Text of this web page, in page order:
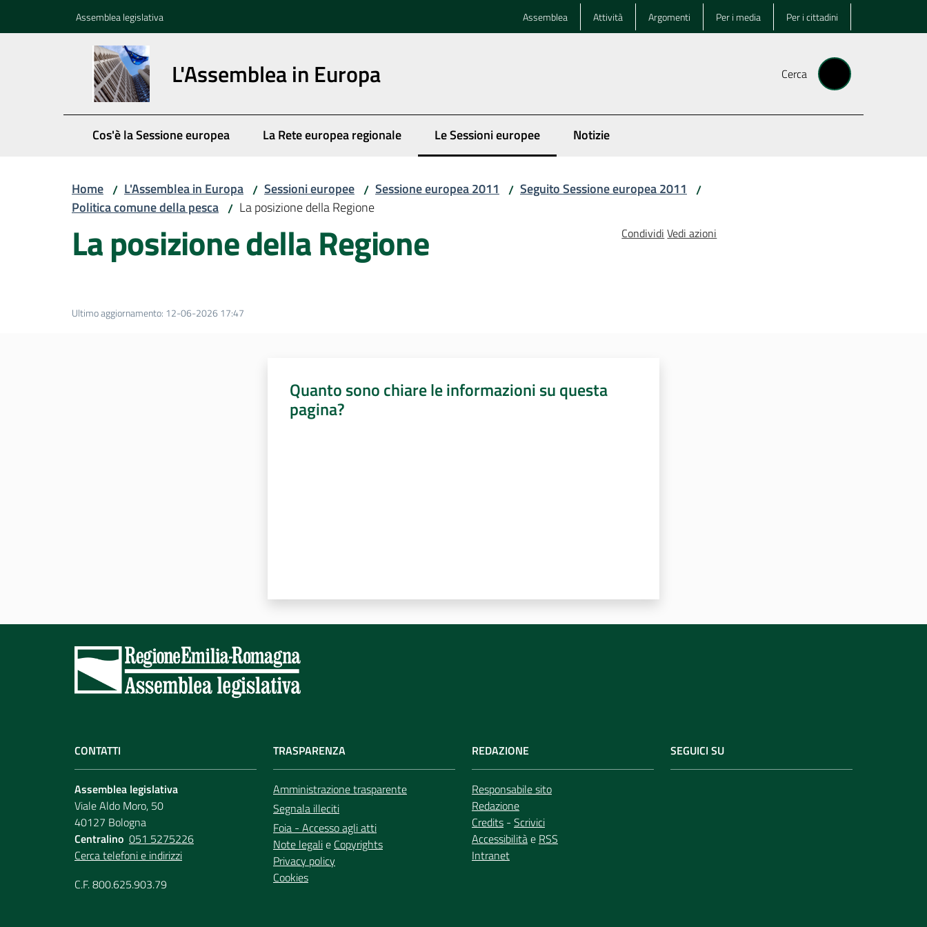
Assemblea legislativa Assemblea Attività Argomenti Per i media Per i cittadini
L'Assemblea in Europa Cerca
Cos'è la Sessione europea La Rete europea regionale Le Sessioni europee
Menu selezionato Notizie
Home / L'Assemblea in Europa / Sessioni europee / Sessione europea 2011 / Seguito Sessione europea 2011 /
Politica comune della pesca / La posizione della Regione
La posizione della Regione Condividi Vedi azioni
Ultimo aggiornamento: 12-06-2026 17:47
Quanto sono chiare le informazioni su questa
pagina?
CONTATTI
Assemblea legislativa
Viale Aldo Moro, 50
40127 Bologna
Centralino 051 5275226
Cerca telefoni e indirizzi
C.F. 800.625.903.79
TRASPARENZA
Amministrazione trasparente
Segnala illeciti
Foia - Accesso agli atti
Note legalie Copyrights
Privacy policy
Cookies
REDAZIONE
Responsabile sito
Redazione
Credits - Scrivici
Accessibilitàe RSS
Intranet
SEGUICI SU